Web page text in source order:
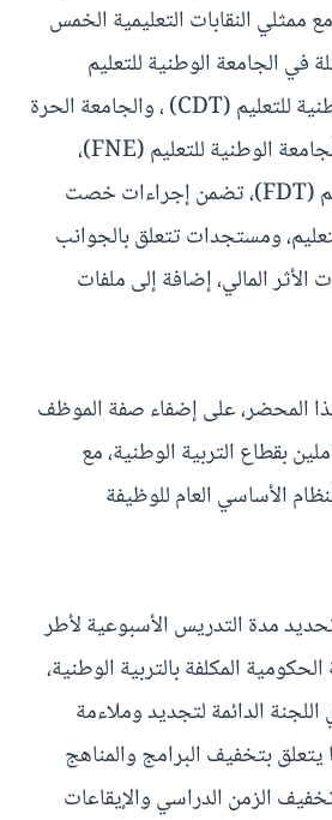
ممثلي النقابات التعليمية الخمس
في الجامعة الوطنية للتعليم
(UMT) ، والنقابة الوطنية للتعليم (CDT) ، والجامعة الحرة
للتعليم (UGTM)، والجامعة الوطنية للتعليم (FNE)،
والنقابة الوطنية للتعليم (FDT)، تضمن إجراءات خصت
ومستجدات تتعلق بالجوانب
الأثر المالي، إضافة إلى ملفات
المحضر، على إضفاء صفة الموظف
بقطاع التربية الوطنية، مع
الأساسي العام للوظيفة
مدة التدريس الأسبوعية لأطر
المكلفة بالتربية الوطنية،
الدائمة لتجديد وملاءمة
يتعلق بتخفيف البرامج والمناهج
الزمن الدراسي والإيقاعات